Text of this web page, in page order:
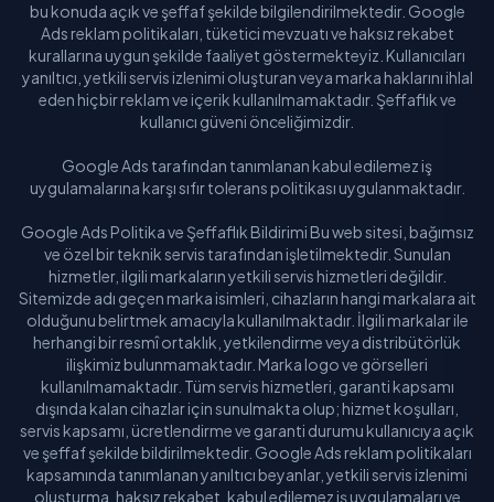
bu konuda açık ve şeffaf şekilde bilgilendirilmektedir. Google
Ads reklam politikaları, tüketici mevzuatı ve haksız rekabet
kurallarına uygun şekilde faaliyet göstermekteyiz. Kullanıcıları
yanıltıcı, yetkili servis izlenimi oluşturan veya marka haklarını ihlal
eden hiçbir reklam ve içerik kullanılmamaktadır. Şeffaflık ve
kullanıcı güveni önceliğimizdir.
Google Ads tarafından tanımlanan kabul edilemez iş
uygulamalarına karşı sıfır tolerans politikası uygulanmaktadır.
Google Ads Politika ve Şeffaflık Bildirimi Bu web sitesi, bağımsız
ve özel bir teknik servis tarafından işletilmektedir. Sunulan
hizmetler, ilgili markaların yetkili servis hizmetleri değildir.
Sitemizde adı geçen marka isimleri, cihazların hangi markalara ait
olduğunu belirtmek amacıyla kullanılmaktadır. İlgili markalar ile
herhangi bir resmî ortaklık, yetkilendirme veya distribütörlük
ilişkimiz bulunmamaktadır. Marka logo ve görselleri
kullanılmamaktadır. Tüm servis hizmetleri, garanti kapsamı
dışında kalan cihazlar için sunulmakta olup; hizmet koşulları,
servis kapsamı, ücretlendirme ve garanti durumu kullanıcıya açık
ve şeffaf şekilde bildirilmektedir. Google Ads reklam politikaları
kapsamında tanımlanan yanıltıcı beyanlar, yetkili servis izlenimi
oluşturma, haksız rekabet, kabul edilemez iş uygulamaları ve